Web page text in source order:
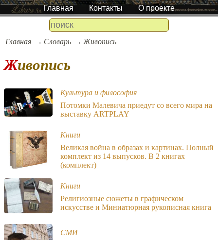
Главная Контакты О проекте
Главная Словарь Живопись
Живопись
Культура и философия
Потомки Малевича приедут со всего мира на
выставку ARTPLAY
Книги
Великая война в образах и картинах. Полный
комплект из 14 выпусков. В 2 книгах
(комплект)
Книги
Религиозные сюжеты в графическом
искусстве и Миниатюрная рукописная книга
СМИ